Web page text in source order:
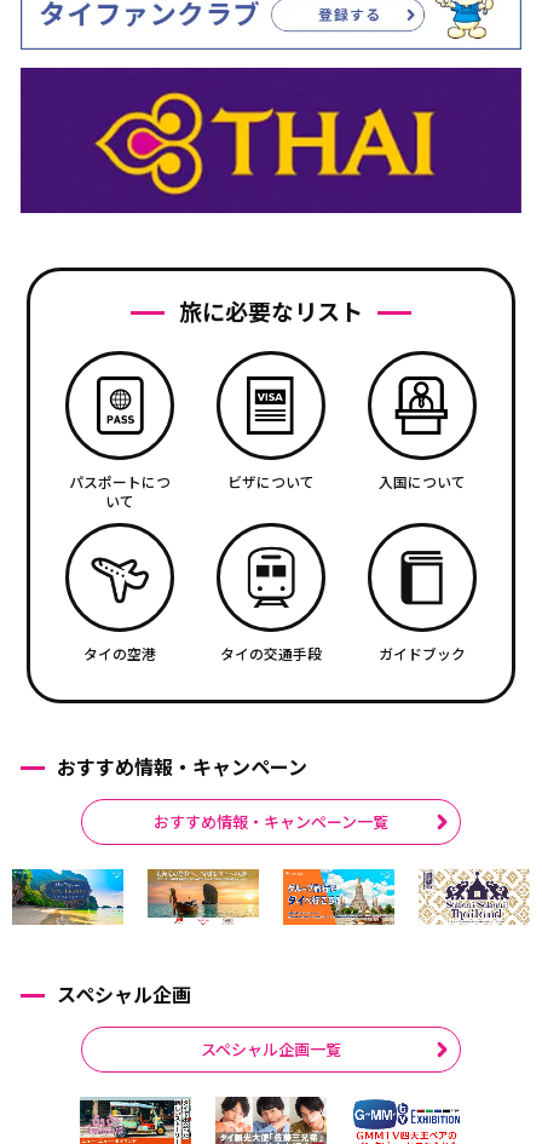
旅に必要なリスト
パスポートにつ
いて
ビザについて 入国について
タイの空港 タイの交通手段 ガイドブック
おすすめ情報・キャンペーン
おすすめ情報・キャンペーン一覧
スペシャル企画
スペシャル企画一覧